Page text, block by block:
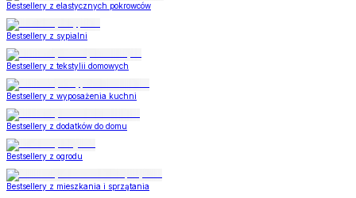
Bestsellery z elastycznych pokrowców
Bestsellery z sypialni
Bestsellery z tekstylii domowych
Bestsellery z wyposażenia kuchni
Bestsellery z dodatków do domu
Bestsellery z ogrodu
Bestsellery z mieszkania i sprzątania